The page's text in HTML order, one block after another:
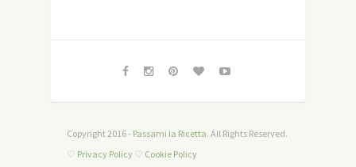
Copyright 2016 - Passami la Ricetta. All Rights Reserved.
♡ Privacy Policy ♡ Cookie Policy